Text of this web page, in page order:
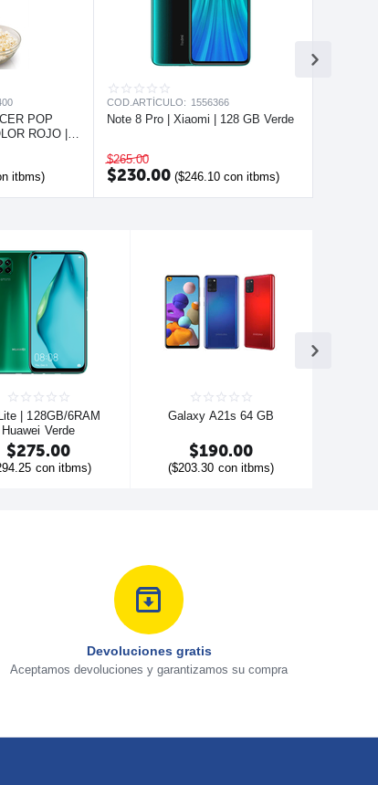
POP
ROJO |
itbms)
COD.ARTÍCULO: 1556366
Note 8 Pro | Xiaomi | 128 GB Verde
$265.00
$230.00 ($246.10 con itbms)
| 128GB/6RAM
Huawei Verde
$275.00
con itbms)
Galaxy A21s 64 GB
$190.00
($203.30 con itbms)
Devoluciones gratis
Aceptamos devoluciones y garantizamos su compra